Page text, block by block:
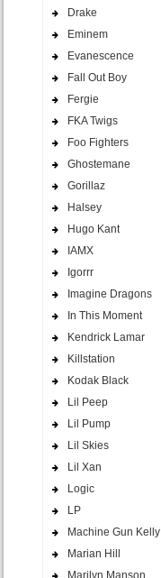
Drake
Eminem
Evanescence
Fall Out Boy
Fergie
FKA Twigs
Foo Fighters
Ghostemane
Gorillaz
Halsey
Hugo Kant
IAMX
Igorrr
Imagine Dragons
In This Moment
Kendrick Lamar
Killstation
Kodak Black
Lil Peep
Lil Pump
Lil Skies
Lil Xan
Logic
LP
Machine Gun Kelly
Marian Hill